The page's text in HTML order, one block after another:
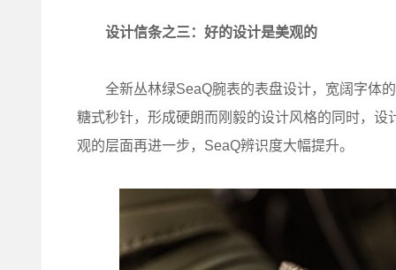
设计信条之三：好的设计是美观的
全新丛林绿SeaQ腕表的表盘设计，宽阔字体的
糖式秒针，形成硬朗而刚毅的设计风格的同时，
观的层面再进一步，SeaQ辨识度大幅提升。